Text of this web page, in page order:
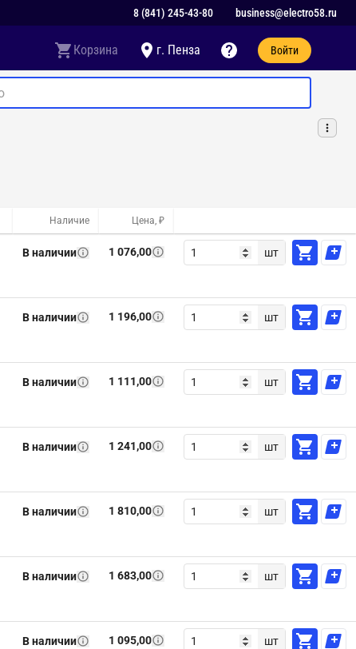
8 (841) 245-43-80 business@electro58.ru
Корзина г. Пенза Войти
Наличие Цена, ₽
В наличии 1 076,00 шт
В наличии 1 196,00 шт
В наличии 1 111,00 шт
В наличии 1 241,00 шт
В наличии 1 810,00 шт
В наличии 1 683,00 шт
В наличии 1 095,00 шт